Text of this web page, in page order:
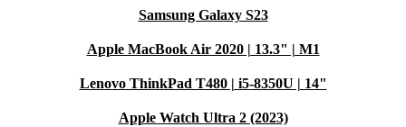
Samsung Galaxy S23
Apple MacBook Air 2020 | 13.3" | M1
Lenovo ThinkPad T480 | i5-8350U | 14"
Apple Watch Ultra 2 (2023)